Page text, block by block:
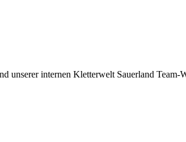
unserer internen Kletterwelt Sauerland